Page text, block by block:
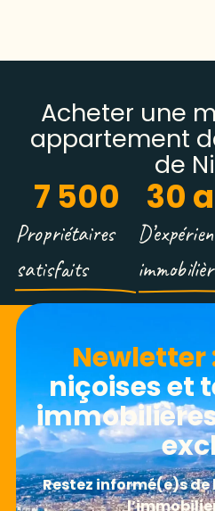
Acheter une
appartement
de
Propriétaires
satisfaits
7 500 30
Newletter​
niçoises et